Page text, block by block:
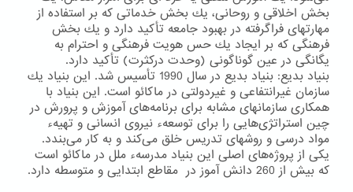
بخش اخلاقی و روحانی، یك بخش خدماتی كه بر استفاده از
مهارتهای فراگرفته در بهبود جامعه تأكید دارد و یك بخش
فرهنگی كه بر ایجاد یك حس هویت فرهنگی و احترام به
یگانگی در عین گوناگونی (وحدت دركثرت) تأكید دارد.
بنیاد بدیع: بنیاد بدیع در سال 1990 تأسیس شد. این بنیاد یك
سازمان غیرانتفاعی و غیردولتی در ماكائو است. این بنیاد با
همكاری سازمانهای مشابه برای برنامه‌های آموزش و پرورش در
چین استراتژی‌هایی را برای توسعهء نیروی انسانی و تهیهء
مواد درسی و روشهای تدریس خلق می‌كند و به كار می‌بندد.
یكی از پروژه‌های اصلی این بنیاد مدرسهء ملل در ماكائو است
كه بیش از 260 دانش آموز در مقاطع ابتدایی و متوسطه دارد.